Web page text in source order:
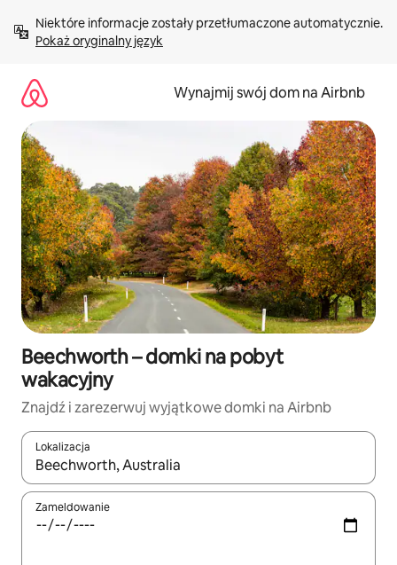
treści Pokaż oryginalny język
Wynajmij swój dom na Airbnb
Beechworth – domki na pobyt
wakacyjny
Znajdź i zarezerwuj wyjątkowe domki na Airbnb
Lokalizacja
Gdy wyniki będą dostępne, możesz poruszać się po nich za
Zameldowanie